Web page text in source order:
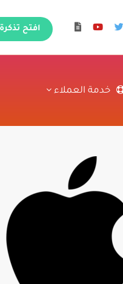
افتح تذكرة
خدمة العملاء